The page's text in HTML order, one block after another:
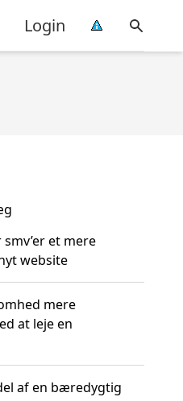
Login
et mere
website
mere
at leje en
af en bæredygtig